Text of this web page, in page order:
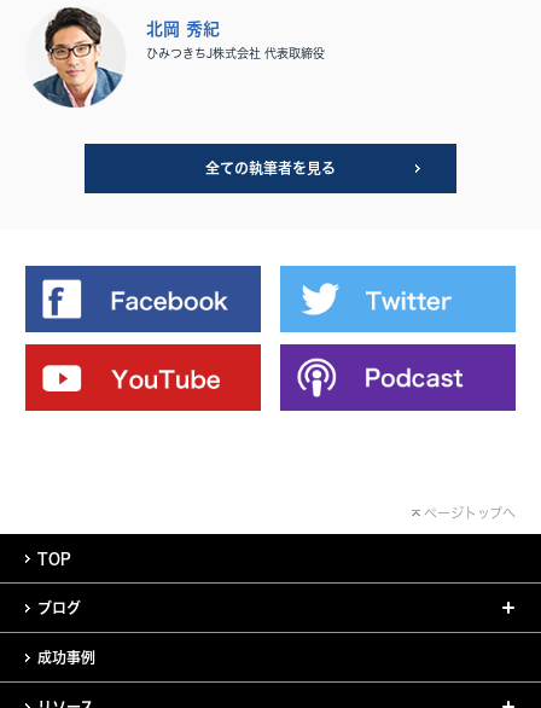
北岡 秀紀
ひみつきちJ株式会社 代表取締役
全ての執筆者を見る
ページトップへ
TOP
ブログ
成功事例